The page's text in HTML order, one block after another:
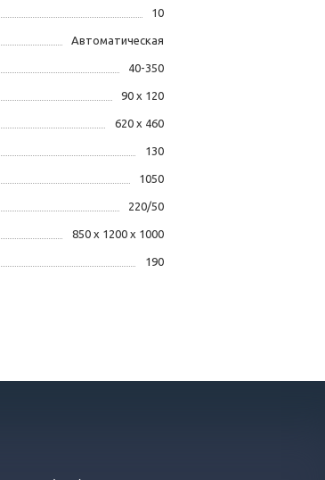
10
Автоматическая
40-350
90 х 120
620 х 460
130
1050
220/50
850 х 1200 х 1000
190